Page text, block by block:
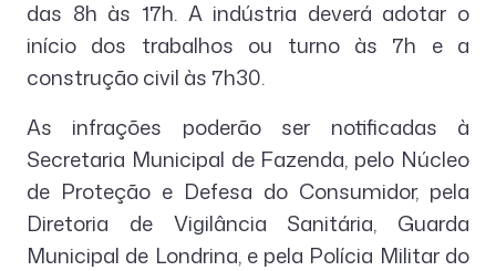
das 8h às 17h. A indústria deverá adotar o
início dos trabalhos ou turno às 7h e a
construção civil às 7h30.
As infrações poderão ser notificadas à
Secretaria Municipal de Fazenda, pelo Núcleo
de Proteção e Defesa do Consumidor, pela
Diretoria de Vigilância Sanitária, Guarda
Municipal de Londrina, e pela Polícia Militar do